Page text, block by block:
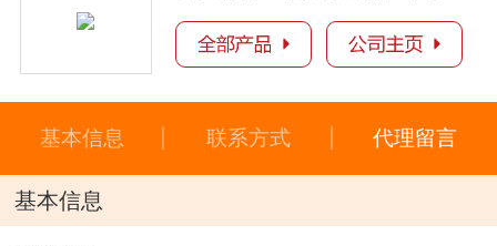
基本信息 联系方式 代理留言
基本信息